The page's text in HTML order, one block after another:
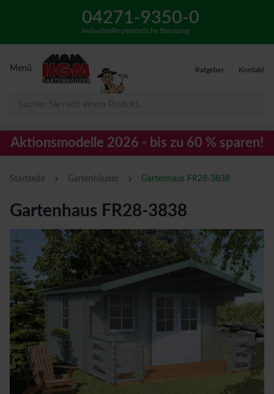
04271-9350-0
Individuelle persönliche Beratung
Menü Ratgeber Kontakt
Suchen Sie nach einem Produkt...
Aktionsmodelle 2026 - bis zu 60 % sparen!
Startseite › Gartenhäuser › Gartenhaus FR28-3838
Gartenhaus FR28-3838